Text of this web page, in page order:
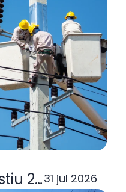
2026: per
31 jul 2026